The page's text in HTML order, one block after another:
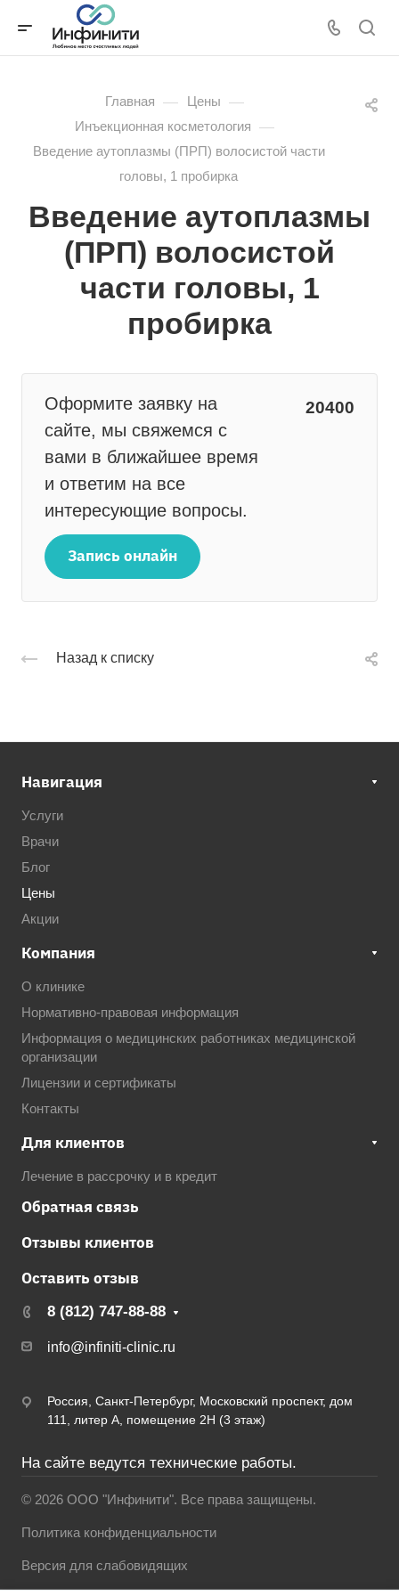
Главная — Цены —
Инъекционная косметология —
Введение аутоплазмы (ПРП) волосистой части
головы, 1 пробирка
Введение аутоплазмы
(ПРП) волосистой
части головы, 1
пробирка
Оформите заявку на
сайте, мы свяжемся с
вами в ближайшее время
и ответим на все
интересующие вопросы.
20400
Запись онлайн
Назад к списку
Навигация
Услуги
Врачи
Блог
Цены
Акции
Компания
О клинике
Нормативно-правовая информация
Информация о медицинских работниках медицинской
организации
Лицензии и сертификаты
Контакты
Для клиентов
Лечение в рассрочку и в кредит
Обратная связь
Отзывы клиентов
Оставить отзыв
8 (812) 747-88-88
info@infiniti-clinic.ru
Россия, Санкт-Петербург, Московский проспект, дом
111, литер А, помещение 2Н (3 этаж)
На сайте ведутся технические работы.
© 2026 ООО "Инфинити". Все права защищены.
Политика конфиденциальности
Версия для слабовидящих